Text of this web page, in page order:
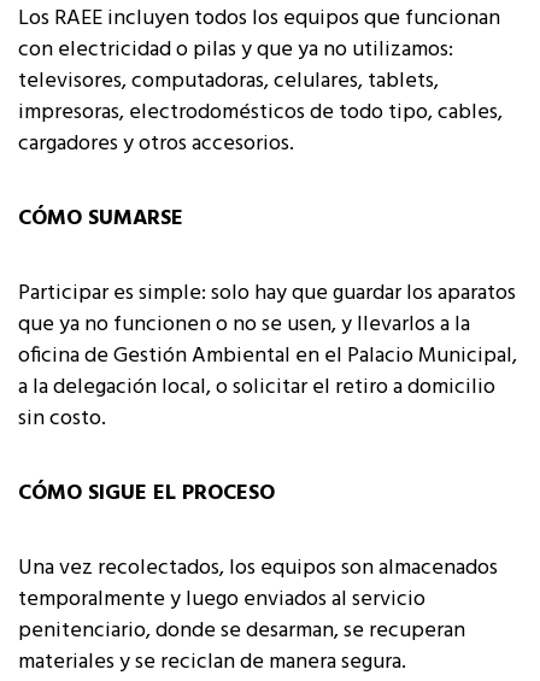
Los RAEE incluyen todos los equipos que funcionan
con electricidad o pilas y que ya no utilizamos:
televisores, computadoras, celulares, tablets,
impresoras, electrodomésticos de todo tipo, cables,
cargadores y otros accesorios.
CÓMO SUMARSE
Participar es simple: solo hay que guardar los aparatos
que ya no funcionen o no se usen, y llevarlos a la
oficina de Gestión Ambiental en el Palacio Municipal,
a la delegación local, o solicitar el retiro a domicilio
sin costo.
CÓMO SIGUE EL PROCESO
Una vez recolectados, los equipos son almacenados
temporalmente y luego enviados al servicio
penitenciario, donde se desarman, se recuperan
materiales y se reciclan de manera segura.